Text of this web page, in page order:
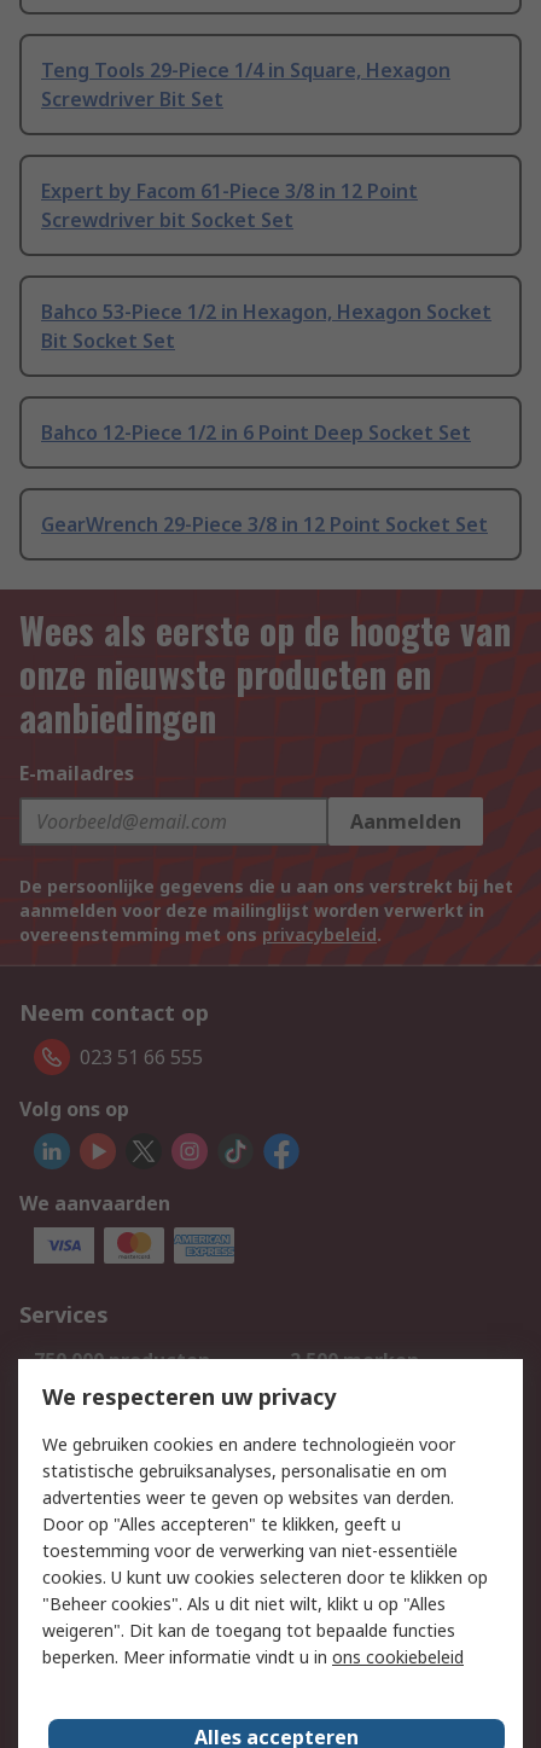
Teng Tools 29-Piece 1/4 in Square, Hexagon
Screwdriver Bit Set
Expert by Facom 61-Piece 3/8 in 12 Point
Screwdriver bit Socket Set
Bahco 53-Piece 1/2 in Hexagon, Hexagon Socket
Bit Socket Set
Bahco 12-Piece 1/2 in 6 Point Deep Socket Set
GearWrench 29-Piece 3/8 in 12 Point Socket Set
Wees als eerste op de hoogte van
onze nieuwste producten en
aanbiedingen
E-mailadres
Aanmelden
De persoonlijke gegevens die u aan ons verstrekt bij het
aanmelden voor deze mailinglijst worden verwerkt in
overeenstemming met ons privacybeleid.
Neem contact op
023 51 66 555
Volg ons op
We aanvaarden
Services
750.000 producten
2.500 merken
Bestellen
Inkoopoplossingen
Track & Trace
Wettelijk
Cookiebeleid
Email veiligheid
Privacybeleid
Websitevoorwaarden
Algemene
verkoopvoorwaarden
Over RS
We respecteren uw privacy
We gebruiken cookies en andere technologieën voor
statistische gebruiksanalyses, personalisatie en om
advertenties weer te geven op websites van derden.
Door op "Alles accepteren" te klikken, geeft u
toestemming voor de verwerking van niet-essentiële
cookies. U kunt uw cookies selecteren door te klikken op
"Beheer cookies". Als u dit niet wilt, klikt u op "Alles
weigeren". Dit kan de toegang tot bepaalde functies
beperken. Meer informatie vindt u in ons cookiebeleid
Alles accepteren